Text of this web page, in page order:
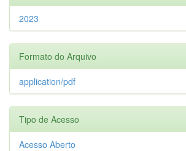
2023
Formato do Arquivo
application/pdf
Tipo de Acesso
Acesso Aberto